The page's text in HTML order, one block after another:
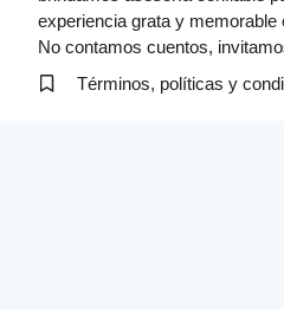
experiencia grata y
No contamos cuentos,
Términos, políticas y